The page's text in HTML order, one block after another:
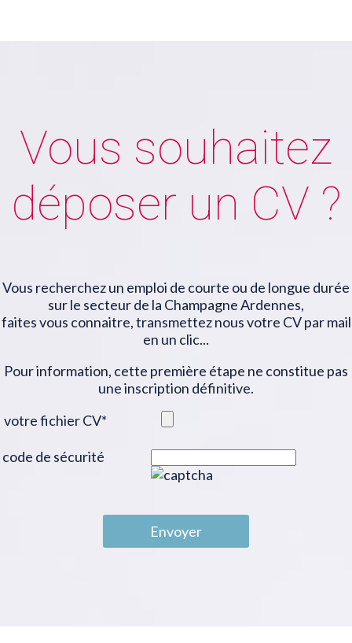
Vous souhaitez
déposer un CV ?
Vous recherchez un emploi de courte ou de longue durée
sur le secteur de la Champagne Ardennes,
faites vous connaitre, transmettez nous votre CV par mail
en un clic...
Pour information, cette première étape ne constitue pas
une inscription définitive.
votre fichier CV*
code de sécurité
Envoyer